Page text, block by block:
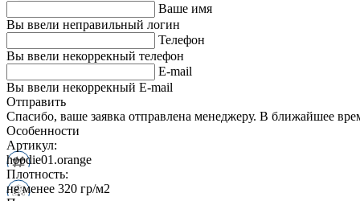
Ваше имя
Вы ввели неправильный логин
Телефон
Вы ввели некоррекный телефон
E-mail
Вы ввели некоррекный E-mail
Отправить
Спасибо, ваше заявка отправлена менеджеру. В ближайшее
Особенности
Артикул:
hoodie01.orange
Плотность:
не менее 320 гр/м2